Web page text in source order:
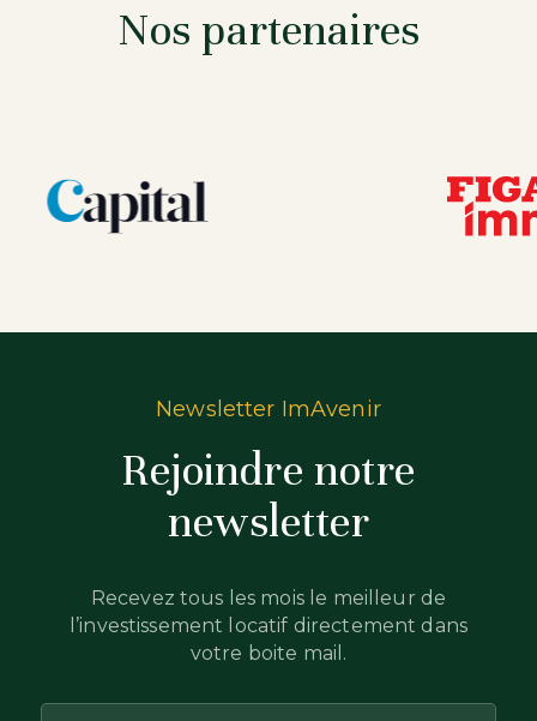
Nos partenaires
Newsletter ImAvenir
Rejoindre notre
newsletter
Recevez tous les mois le meilleur de
l’investissement locatif directement dans
votre boite mail.